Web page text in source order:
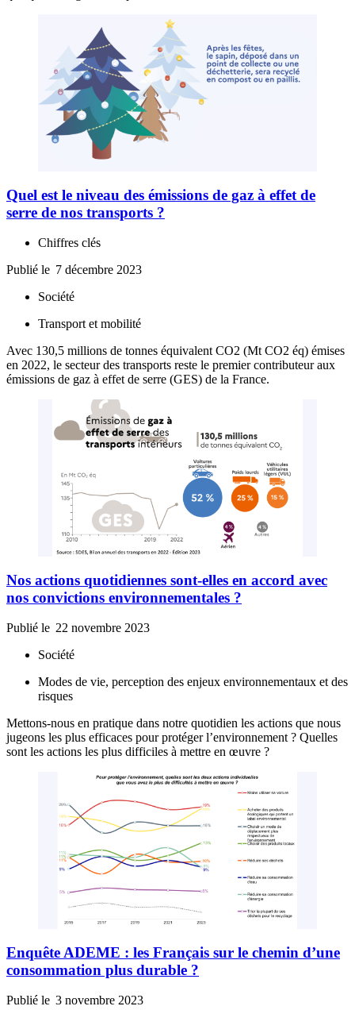
Quel est le niveau des émissions de gaz à effet de
serre de nos transports ?
Chiffres clés
Publié le 7 décembre 2023
Société
Transport et mobilité
Avec 130,5 millions de tonnes équivalent CO2 (Mt CO2 éq) émises
en 2022, le secteur des transports reste le premier contributeur aux
émissions de gaz à effet de serre (GES) de la France.
Nos actions quotidiennes sont-elles en accord avec
nos convictions environnementales ?
Publié le 22 novembre 2023
Société
Modes de vie, perception des enjeux environnementaux et des
risques
Mettons-nous en pratique dans notre quotidien les actions que nous
jugeons les plus efficaces pour protéger l’environnement ? Quelles
sont les actions les plus difficiles à mettre en œuvre ?
Enquête ADEME : les Français sur le chemin d’une
consommation plus durable ?
Publié le 3 novembre 2023